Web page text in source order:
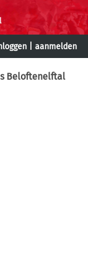
aanmelden
Beloftenelftal